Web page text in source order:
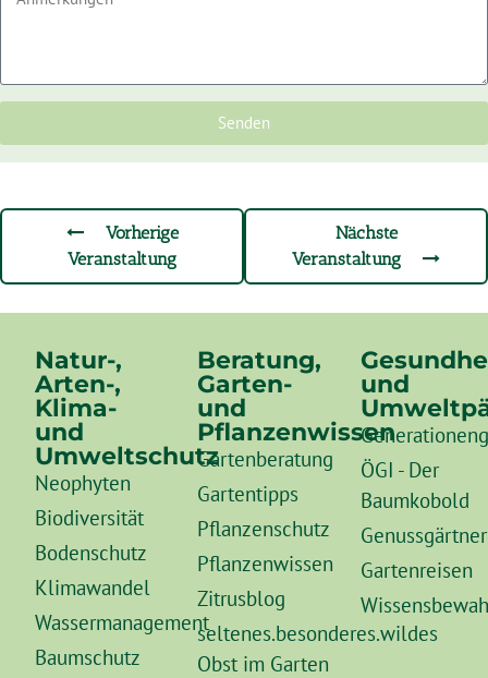
Senden
Vorherige
Veranstaltung
Nächste
Veranstaltung
Natur-,
Arten-,
Klima-
und
Umweltschutz
Neophyten
Biodiversität
Bodenschutz
Klimawandel
Wassermanagement
Baumschutz
Beratung,
Garten-
und
Pflanzenwissen
Gartenberatung
Gartentipps
Pflanzenschutz
Pflanzenwissen
Zitrusblog
seltenes.besonderes.wildes
Obst im Garten
und
ÖGI - Der
Baumkobold
Gartenreisen